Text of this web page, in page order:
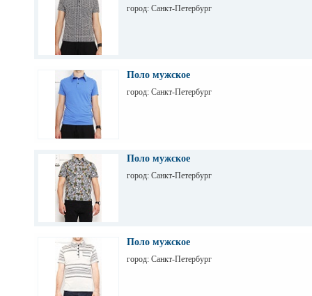
город: Санкт-Петербург
Поло мужское
город: Санкт-Петербург
Поло мужское
город: Санкт-Петербург
Поло мужское
город: Санкт-Петербург